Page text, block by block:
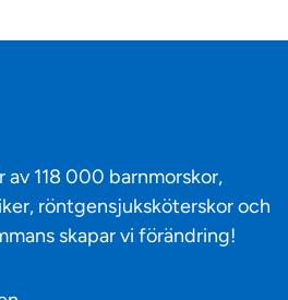
118 000 barnmorskor,
röntgensjuksköterskor och
skapar vi förändring!